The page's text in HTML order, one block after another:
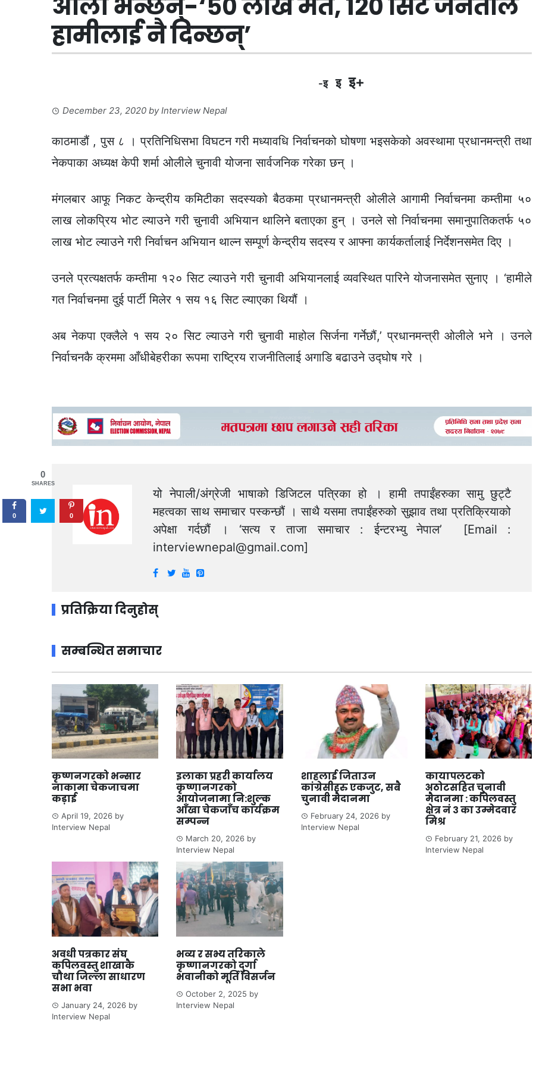
हामीलाई नै दिन्छन्’
-इ इ इ+
December 23, 2020 byInterview Nepal
काठमाडौं , पुस ८ । प्रतिनिधिसभा विघटन गरी मध्यावधि निर्वाचनको घोषणा भइसकेको अवस्थामा प्रधानमन्त्री तथा
नेकपाका अध्यक्ष केपी शर्मा ओलीले चुनावी योजना सार्वजनिक गरेका छन् ।
मंगलबार आफू निकट केन्द्रीय कमिटीका सदस्यको बैठकमा प्रधानमन्त्री ओलीले आगामी निर्वाचनमा कम्तीमा ५०
लाख लोकप्रिय भोट ल्याउने गरी चुनावी अभियान थालिने बताएका हुन् । उनले सो निर्वाचनमा समानुपातिकतर्फ ५०
लाख भोट ल्याउने गरी निर्वाचन अभियान थाल्न सम्पूर्ण केन्द्रीय सदस्य र आफ्ना कार्यकर्तालाई निर्देशनसमेत दिए ।
उनले प्रत्यक्षतर्फ कम्तीमा १२० सिट ल्याउने गरी चुनावी अभियानलाई व्यवस्थित पारिने योजनासमेत सुनाए । ‘हामीले
गत निर्वाचनमा दुई पार्टी मिलेर १ सय १६ सिट ल्याएका थियौं ।
अब नेकपा एक्लैले १ सय २० सिट ल्याउने गरी चुनावी माहोल सिर्जना गर्नेछौं,’ प्रधानमन्त्री ओलीले भने । उनले
निर्वाचनकै क्रममा आँधीबेहरीका रूपमा राष्ट्रिय राजनीतिलाई अगाडि बढाउने उद्घोष गरे ।
यो नेपाली/अंग्रेजी भाषाको डिजिटल पत्रिका हो । हामी तपाईंहरुका सामु छुट्टै
महत्वका साथ समाचार पस्कन्छौं । साथै यसमा तपाईंहरुको सुझाव तथा प्रतिक्रियाको
अपेक्षा गर्दछौं । ‘सत्य र ताजा समाचार : ईन्टरभ्यु नेपाल’ [Email :
interviewnepal@gmail.com]
प्रतिक्रिया दिनुहोस्
सम्बन्धित समाचार
कृष्णनगरको भन्सार
नाकामा चेकजाचमा
कड़ाई
April 19, 2026 by
Interview Nepal
इलाका प्रहरी कार्यालय
कृष्णानगरको
आयोजनामा नि:शुल्क
आँखा चेकजाँच कार्यक्रम
सम्पन्न
March 20, 2026 by
Interview Nepal
शाहलाई जिताउन
कांग्रेसीहरु एकजुट, सबै
चुनावी मैदानमा
February 24, 2026by
Interview Nepal
कायापलटको
अठोटसहित चुनावी
मैदानमा : कपिलवस्तु
क्षेत्र नं ३ का उम्मेदवार
मिश्र
February 21, 2026by
Interview Nepal
अवधी पत्रकार संघ
कपिलवस्तु शाखाकै
चौथा जिल्ला साधारण
सभा भवा
January 24, 2026 by
Interview Nepal
भव्य र सभ्य तरिकाले
कृष्णानगरको दुर्गा
भवानीको मूर्ति विसर्जन
October 2, 2025 by
Interview Nepal
0
SHARES
0 0